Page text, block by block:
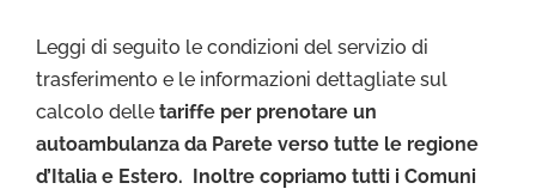
Leggi di seguito le condizioni del servizio di
trasferimento e le informazioni dettagliate sul
calcolo delle tariffe per prenotare un
autoambulanza da Parete verso tutte le regione
d’Italia e Estero. Inoltre copriamo tutti i Comuni